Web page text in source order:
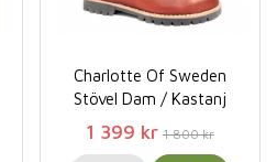
Charlotte Of Sweden
Stövel Dam / Kastanj
1 399 kr 1 800 kr